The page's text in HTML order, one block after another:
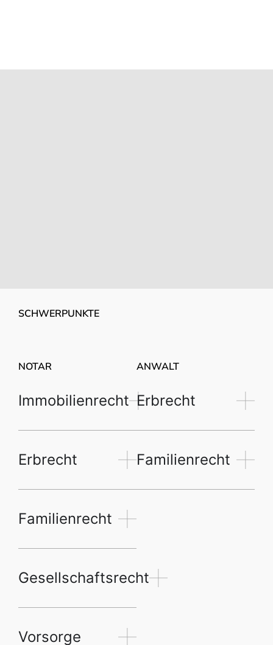
SCHWERPUNKTE
NOTAR
Immobilienrecht
Erbrecht
Familienrecht
Gesellschaftsrecht
Vorsorge
ANWALT
Erbrecht
Familienrecht